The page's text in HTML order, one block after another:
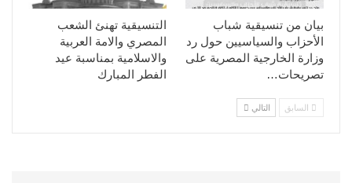
التنسيقية تهنئ الشعب
المصري والامة العربية
والاسلامية بمناسبة عيد
الفطر المبارك
بيان من تنسيقية شباب
الأحزاب والسياسيين حول رد
وزارة الخارجية المصرية على
تصريحات…
السابق التالي